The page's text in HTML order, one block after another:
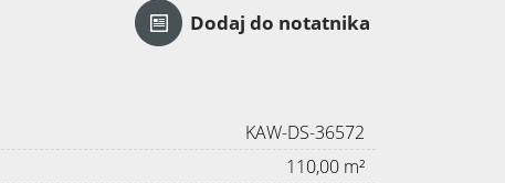
Dodaj do notatnika
KAW-DS-36572
110,00 m²